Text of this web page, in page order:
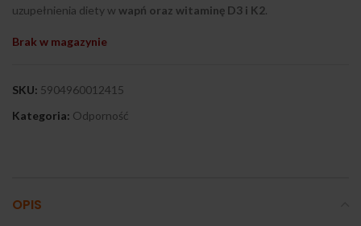
uzupełnienia diety w wapń oraz witaminę D3 i K2.
Brak w magazynie
SKU: 5904960012415
Kategoria: Odporność
OPIS